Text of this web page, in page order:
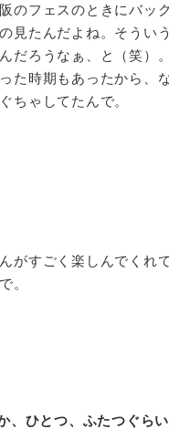
フェスのときにバッ
見たんだよね。そうい
だろうなぁ、と（笑）
た時期もあったから、
ちゃしてたんで。
がすごく楽しんでくれ
。
、ひとつ、ふたつぐら